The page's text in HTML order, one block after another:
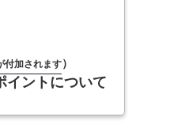
加されます）
イントについて